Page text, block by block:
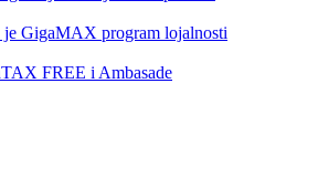
je GigaMAX program lojalnosti
TAX FREE i Ambasade